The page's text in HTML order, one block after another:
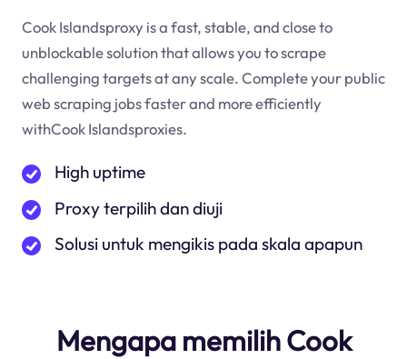
Cook Islandsproxy is a fast, stable, and close to
unblockable solution that allows you to scrape
challenging targets at any scale. Complete your public
web scraping jobs faster and more efficiently
withCook Islandsproxies.
High uptime
Proxy terpilih dan diuji
Solusi untuk mengikis pada skala apapun
Mengapa memilih Cook